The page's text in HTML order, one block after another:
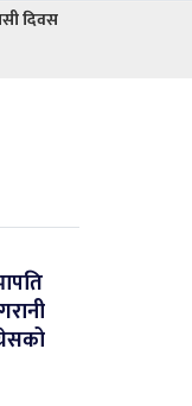
दिवस